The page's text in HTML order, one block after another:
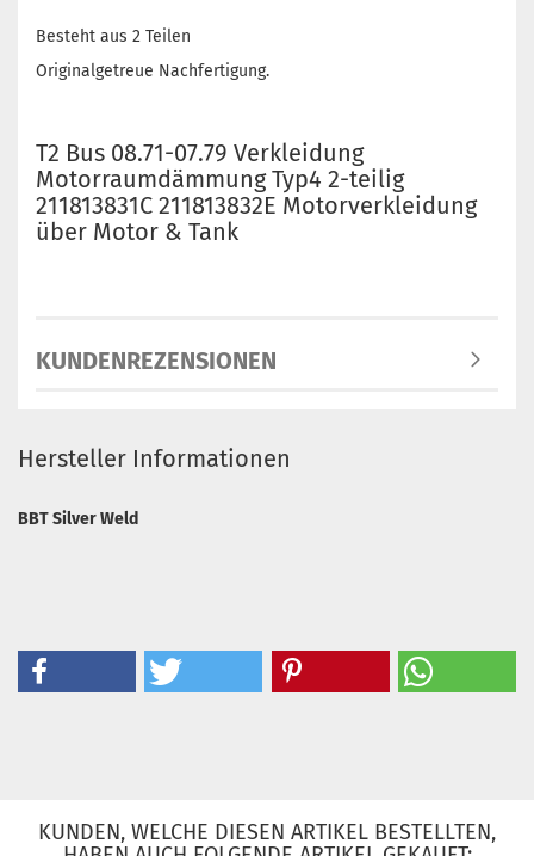
Besteht aus 2 Teilen
Originalgetreue Nachfertigung.
T2 Bus 08.71-07.79 Verkleidung
Motorraumdämmung Typ4 2-teilig
211813831C 211813832E Motorverkleidung
über Motor & Tank
KUNDENREZENSIONEN
Hersteller Informationen
BBT Silver Weld
KUNDEN, WELCHE DIESEN ARTIKEL BESTELLTEN,